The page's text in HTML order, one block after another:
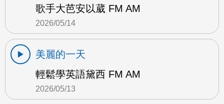
歌手大芭安以葳 FM AM
2026/05/14
美麗的一天
輕鬆學英語黛西 FM AM
2026/05/13